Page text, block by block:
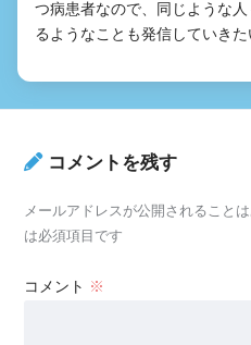
つ病患者なので、同じような
るようなことも発信していきた
コメントを残す
メールアドレスが公開されることは
は必須項目です
コメント ※